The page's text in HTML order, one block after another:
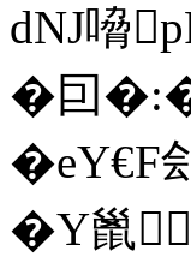
dNJ嗋
�囙
�Y巤